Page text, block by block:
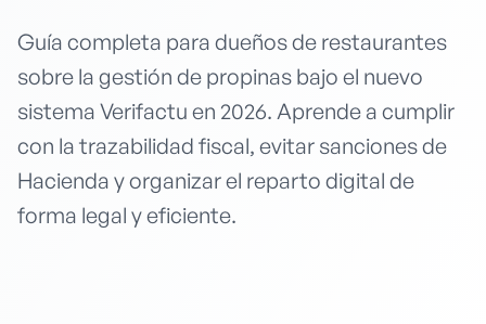
Guía completa para dueños de restaurantes
sobre la gestión de propinas bajo el nuevo
sistema Verifactu en 2026. Aprende a cumplir
con la trazabilidad fiscal, evitar sanciones de
Hacienda y organizar el reparto digital de
forma legal y eficiente.